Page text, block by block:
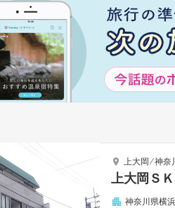
上大岡⁄神奈
上大岡Ｓ
神奈川県横